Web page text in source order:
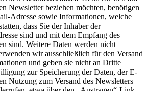
Newsletter beziehen möchten, benötigen
Adresse sowie Informationen, welche
dass Sie der Inhaber der
sind und mit dem Empfang des
sind. Weitere Daten werden nicht
wir ausschließlich für den Versand
und geben sie nicht an Dritte
zur Speicherung der Daten, der E-
Nutzung zum Versand des Newsletters